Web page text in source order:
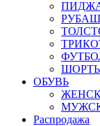
ШОРТЫ
ОБУВЬ
Распродажа